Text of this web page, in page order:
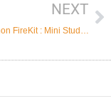
NEXT
Fotopro Python FireKit : Mini Studio Dalam Satu Genggaman